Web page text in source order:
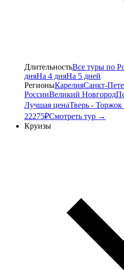
ДлительностьВсе туры по
дняНа 4 дняНа 5 дней
РегионыКарелияСанкт-
РоссииВеликий Новгород
Лучшая ценаТверь - Торжок
22275₽Смотреть тур →
Круизы